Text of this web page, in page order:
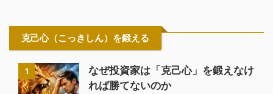
克己心（こっきしん）を鍛える
1
なぜ投資家は「克己心」を鍛えなけ
れば勝てないのか